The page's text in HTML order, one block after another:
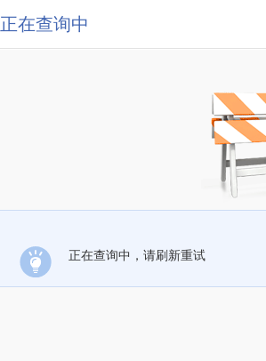
正在查询中
正在查询中，请刷新重试